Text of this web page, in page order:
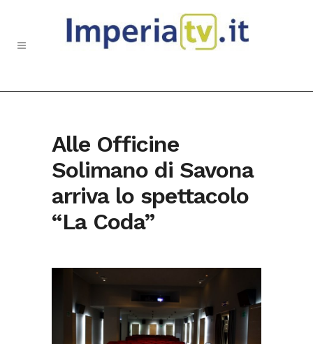
Alle Officine
Solimano di Savona
arriva lo spettacolo
“La Coda”